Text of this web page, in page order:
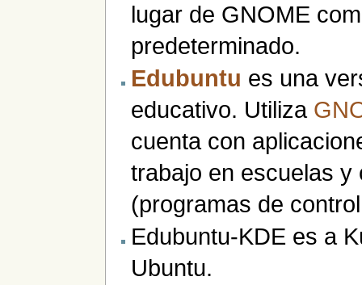
lugar de GNOME
predeterminado.
Edubuntu es una
educativo. Utiliza
cuenta con
trabajo en escuelas
(programas de
Edubuntu-KDE es a
Ubuntu.